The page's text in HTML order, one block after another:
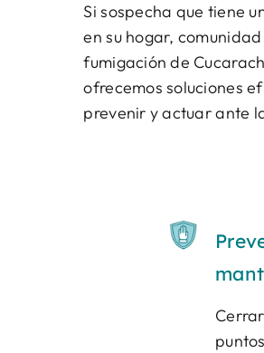
Si sospecha que tiene
en su hogar,
fumigación de
ofrecemos soluciones
prevenir y actuar ante